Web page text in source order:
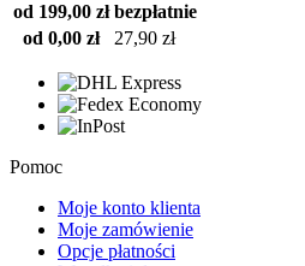
od 199,00 zł bezpłatnie
od 0,00 zł
27,90 zł
Pomoc
Moje konto klienta
Moje zamówienie
Opcje płatności